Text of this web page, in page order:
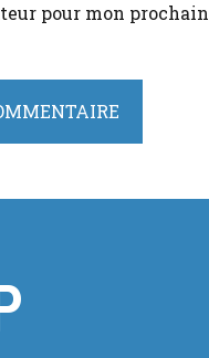
pour mon prochain